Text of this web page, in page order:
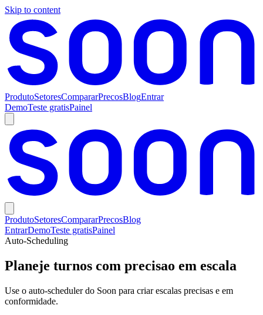
Skip to content
ProdutoSetoresCompararPrecosBlogEntrar
DemoTeste gratisPainel
ProdutoSetoresCompararPrecosBlog
EntrarDemoTeste gratisPainel
Auto-Scheduling
Planeje turnos com precisao em escala
Use o auto-scheduler do Soon para criar escalas precisas e em
conformidade.